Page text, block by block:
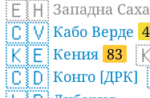
🇪🇭 Западна
🇨🇻 Кабо Верде
🇰🇪 Кения 83
🇨🇩 Конго [ДРК]